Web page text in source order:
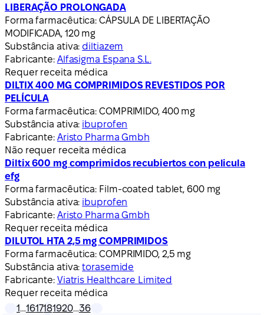
LIBERAÇÃO PROLONGADA
Forma farmacêutica: CÁPSULA DE LIBERTAÇÃO
MODIFICADA, 120 mg
Substância ativa: diltiazem
Fabricante: Alfasigma Espana S.L.
Requer receita médica
DILTIX 400 MG COMPRIMIDOS REVESTIDOS POR
PELÍCULA
Forma farmacêutica: COMPRIMIDO, 400 mg
Substância ativa: ibuprofen
Fabricante: Aristo Pharma Gmbh
Não requer receita médica
Diltix 600 mg comprimidos recubiertos con pelicula
efg
Forma farmacêutica: Film‑coated tablet, 600 mg
Substância ativa: ibuprofen
Fabricante: Aristo Pharma Gmbh
Requer receita médica
DILUTOL HTA 2,5 mg COMPRIMIDOS
Forma farmacêutica: COMPRIMIDO, 2,5 mg
Substância ativa:torasemide
Fabricante: Viatris Healthcare Limited
Requer receita médica
1…1617181920…36